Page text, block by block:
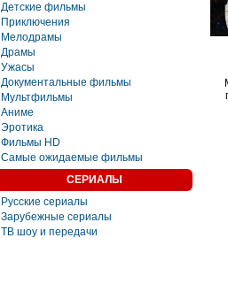
Детские фильмы
Приключения
Мелодрамы
Драмы
Ужасы
Документальные фильмы
Мультфильмы
Аниме
Эротика
Фильмы HD
Самые ожидаемые фильмы
СЕРИАЛЫ
Русские сериалы
Зарубежные сериалы
ТВ шоу и передачи